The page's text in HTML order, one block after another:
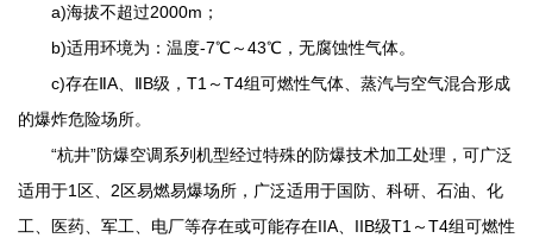
a)海拔不超过2000m；
b)适用环境为：温度-7℃～43℃，无腐蚀性气体。
c)存在ⅡA、ⅡB级，T1～T4组可燃性气体、蒸汽与空气混合形成
的爆炸危险场所。
“杭井”防爆空调系列机型经过特殊的防爆技术加工处理，可广泛
适用于1区、2区易燃易爆场所，广泛适用于国防、科研、石油、化
工、医药、军工、电厂等存在或可能存在IIA、IIB级T1～T4组可燃性